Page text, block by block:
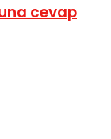
cevap